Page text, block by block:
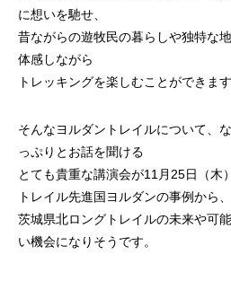
に想いを馳せ、
昔ながらの遊牧民の暮らしや独特な
体感しながら
トレッキングを楽しむことができます
そんなヨルダントレイルについて、
っぷりとお話を聞ける
とても貴重な講演会が11月25日（木
トレイル先進国ヨルダンの事例から、
茨城県北ロングトレイルの未来や可
い機会になりそうです。